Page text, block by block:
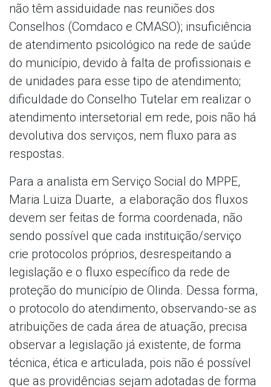
não têm assiduidade nas reuniões dos
Conselhos (Comdaco e CMASO); insuficiência
de atendimento psicológico na rede de saúde
do município, devido à falta de profissionais e
de unidades para esse tipo de atendimento;
dificuldade do Conselho Tutelar em realizar o
atendimento intersetorial em rede, pois não há
devolutiva dos serviços, nem fluxo para as
respostas.
Para a analista em Serviço Social do MPPE,
Maria Luiza Duarte, a elaboração dos fluxos
devem ser feitas de forma coordenada, não
sendo possível que cada instituição/serviço
crie protocolos próprios, desrespeitando a
legislação e o fluxo específico da rede de
proteção do município de Olinda. Dessa forma,
o protocolo do atendimento, observando-se as
atribuições de cada área de atuação, precisa
observar a legislação já existente, de forma
técnica, ética e articulada, pois não é possível
que as providências sejam adotadas de forma